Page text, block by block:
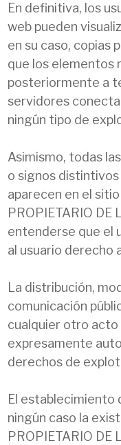
En definitiva, los
web pueden
en su caso, copias
que los elementos
posteriormente a
servidores
ningún tipo de
Asimismo, todas
o signos
aparecen en el
PROPIETARIO DE
entenderse que el
al usuario derecho
La distribución,
comunicación
cualquier otro acto
expresamente
derechos de
El establecimiento
ningún caso la
PROPIETARIO DE